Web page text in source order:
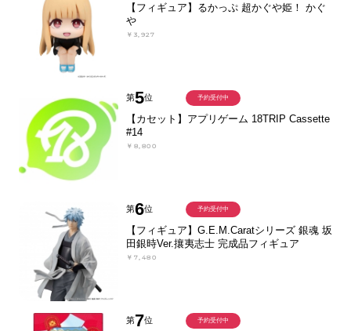
【フィギュア】るかっぷ 超かぐや姫！ かぐ
や
￥3,927
第5位
【カセット】アプリゲーム 18TRIP Cassette
#14
￥8,800
予約受付中
第6位
【フィギュア】G.E.M.Caratシリーズ 銀魂 坂
田銀時Ver.攘夷志士 完成品フィギュア
￥7,480
予約受付中
第7位 予約受付中